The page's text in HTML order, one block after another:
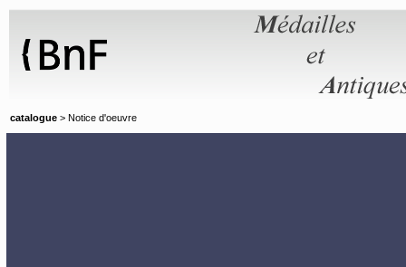
catalogue > Notice d'oeuvre